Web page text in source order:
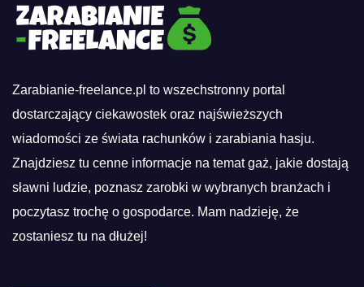
Zarabianie-freelance.pl to wszechstronny portal
dostarczający ciekawostek oraz najświeższych
wiadomości ze świata rachunków i zarabiania hasju.
Znajdziesz tu cenne informacje na temat gaż, jakie dostają
sławni ludzie, poznasz zarobki w wybranych branżach i
poczytasz trochę o gospodarce. Mam nadzieję, że
zostaniesz tu na dłużej!